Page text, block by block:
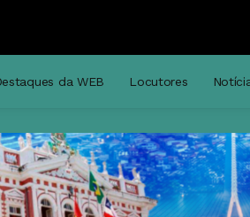
da WEB Locutores